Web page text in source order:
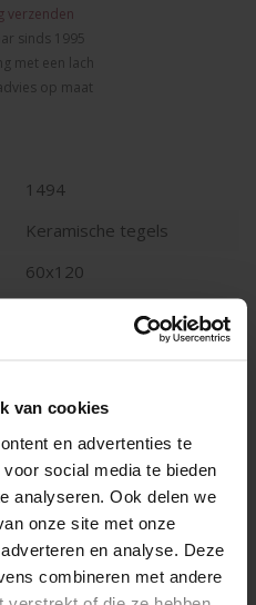
van cookies
en advertenties te
social media te bieden
analyseren. Ook delen we
onze site met onze
en analyse. Deze
combineren met andere
verzenden
sinds 1995
met een lach
op maat
1494
Keramische tegels
60x120
zomer......vakantie
openingstijden.